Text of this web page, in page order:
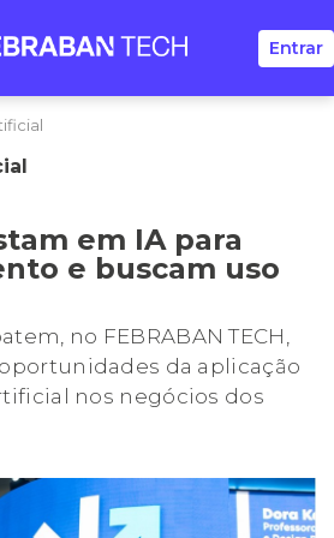
Entrar
em IA para
e buscam uso
no FEBRABAN TECH,
da aplicação
nos negócios dos